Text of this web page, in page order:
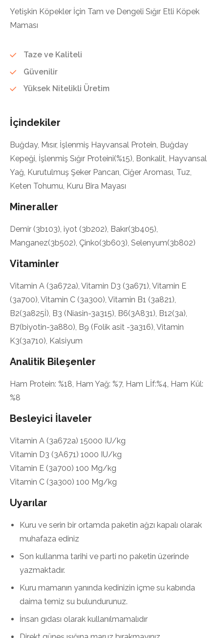
Yetişkin Köpekler İçin Tam ve Dengeli Sığır Etli Köpek
Maması
Taze ve Kaliteli
Güvenilir
Yüksek Nitelikli Üretim
İçindekiler
Buğday, Mısır, İşlenmiş Hayvansal Protein, Buğday
Kepeği, İşlenmiş Sığır Proteini(%15), Bonkalit, Hayvansal
Yağ, Kurutulmuş Şeker Pancarı, Ciğer Aroması, Tuz,
Keten Tohumu, Kuru Bira Mayası
Mineraller
Demir (3b103), iyot (3b202), Bakır(3b405),
Manganez(3b502), Çinko(3b603), Selenyum(3b802)
Vitaminler
Vitamin A (3a672a), Vitamin D3 (3a671), Vitamin E
(3a700), Vitamin C (3a300), Vitamin B1 (3a821),
B2(3a825İ), B3 (Niasin-3a315), B6(3A831), B12(3a),
B7(biyotin-3a880), B9 (Folik asit -3a316), Vitamin
K3(3a710), Kalsiyum
Analitik Bileşenler
Ham Protein: %18, Ham Yağ: %7, Ham Lİf:%4, Ham Kül:
%8
Besleyici İlaveler
Vitamin A (3a672a) 15000 IU/kg
Vitamin D3 (3A671) 1000 IU/kg
Vitamin E (3a700) 100 Mg/kg
Vitamin C (3a300) 100 Mg/kg
Uyarılar
Kuru ve serin bir ortamda paketin ağzı kapalı olarak
muhafaza ediniz
Son kullanma tarihi ve parti no paketin üzerinde
yazmaktadır.
Kuru mamanın yanında kedinizin içme su kabında
daima temiz su bulundurunuz.
İnsan gıdası olarak kullanılmamalıdır